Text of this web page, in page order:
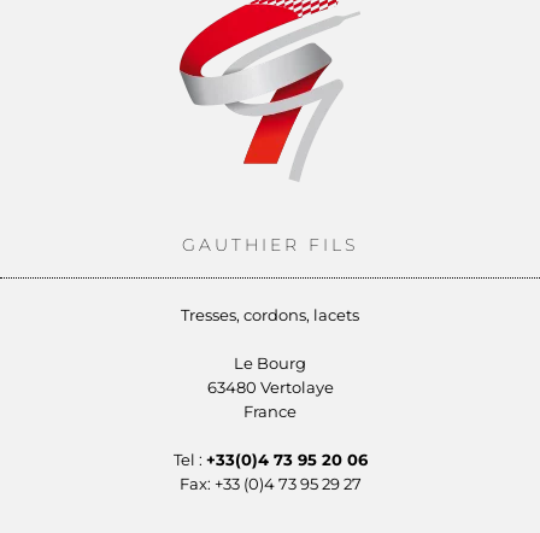
GAUTHIER FILS
Tresses, cordons, lacets
Le Bourg
63480 Vertolaye
France
Tel : +33(0)4 73 95 20 06
Fax: +33 (0)4 73 95 29 27